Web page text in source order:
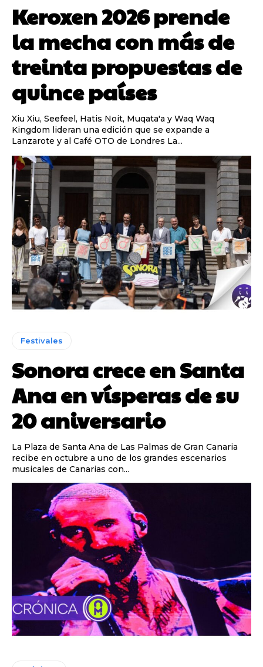
Keroxen 2026 prende
la mecha con más de
treinta propuestas de
quince países
Xiu Xiu, Seefeel, Hatis Noit, Muqata'a y Waq Waq
Kingdom lideran una edición que se expande a
Lanzarote y al Café OTO de Londres La...
Festivales
Sonora crece en Santa
Ana en vísperas de su
20 aniversario
La Plaza de Santa Ana de Las Palmas de Gran Canaria
recibe en octubre a uno de los grandes escenarios
musicales de Canarias con...